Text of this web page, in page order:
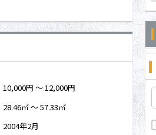
10,000円 ～ 12,000円
28.46㎡ ～ 57.33㎡
2004年2月